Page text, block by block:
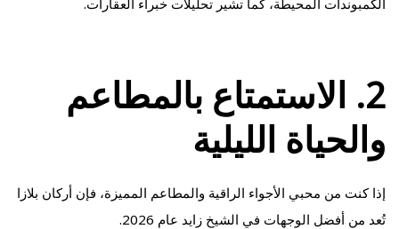
الكمبوندات المحيطة، كما تشير تحليلات خبراء العقارات.
2. الاستمتاع بالمطاعم
والحياة الليلية
إذا كنت من محبي الأجواء الراقية والمطاعم المميزة، فإن أركان بلازا
تُعد من أفضل الوجهات في الشيخ زايد عام 2026.